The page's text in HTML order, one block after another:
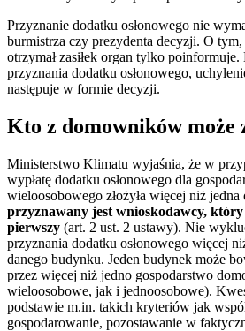
Przyznanie dodatku osłonowego nie
burmistrza czy prezydenta decyzji. O
otrzymał zasiłek organ tylko
przyznania dodatku osłonowego,
następuje w formie decyzji.
Kto z domowników może
Ministerstwo Klimatu wyjaśnia, że w
wypłatę dodatku osłonowego dla
wieloosobowego złożyła więcej niż jedna
przyznawany jest wnioskodawcy, który
pierwszy (art. 2 ust. 2 ustawy). Nie
przyznania dodatku osłonowego więcej
danego budynku. Jeden budynek może
przez więcej niż jedno gospodarstwo
wieloosobowe, jak i jednoosobowe).
podstawie m.in. takich kryteriów jak
gospodarowanie, pozostawanie w